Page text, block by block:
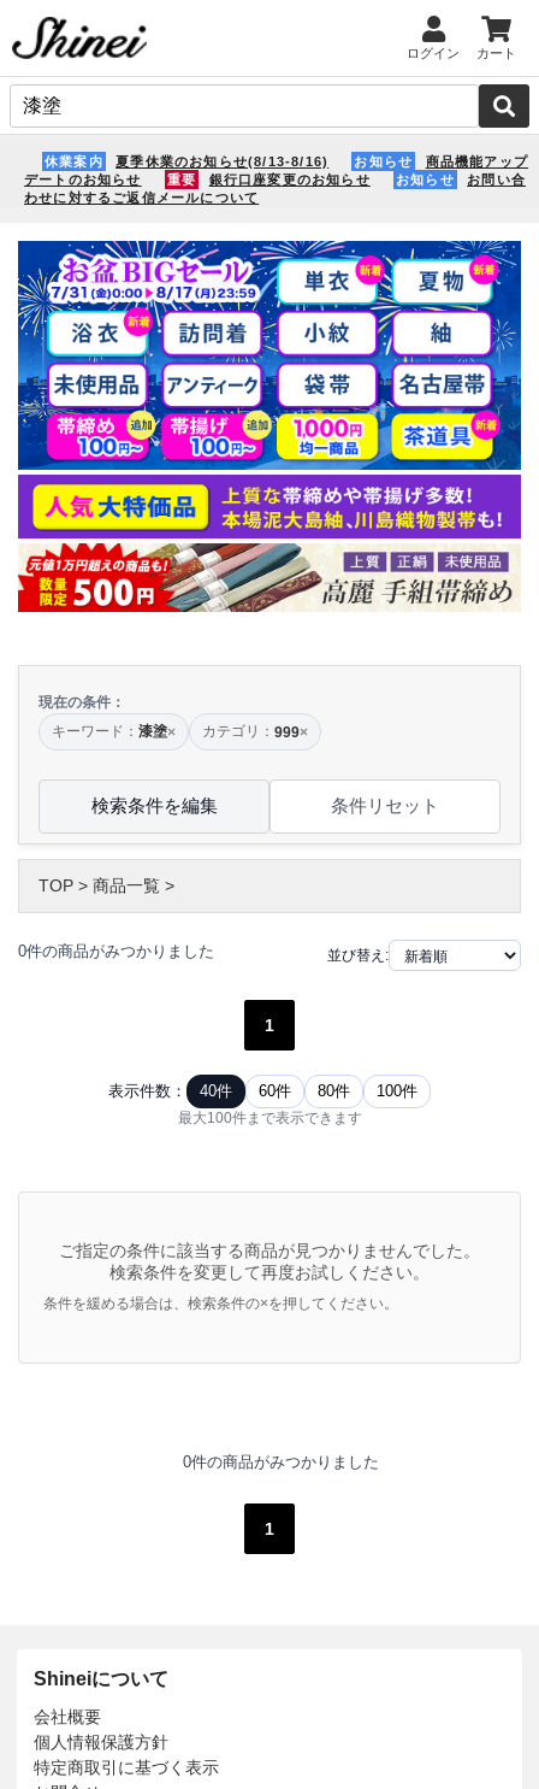
ログイン カート
休業案内 夏季休業のお知らせ(8/13-8/16) お知らせ
商品機能アップ
デートのお知らせ
重要 銀行口座変更のお知らせ お知らせ
お問い合
わせに対するご返信メールについて
現在の条件：
キーワード： 漆塗× カテゴリ： 999×
検索条件を編集 条件リセット
TOP > 商品一覧 >
0件の商品がみつかりました 並び替え:
1
表示件数： 40件 60件 80件 100件
最大100件まで表示できます
ご指定の条件に該当する商品が見つかりませんでした。
検索条件を変更して再度お試しください。
条件を緩める場合は、検索条件の×を押してください。
0件の商品がみつかりました
1
Shineiについて
会社概要
個人情報保護方針
特定商取引に基づく表示